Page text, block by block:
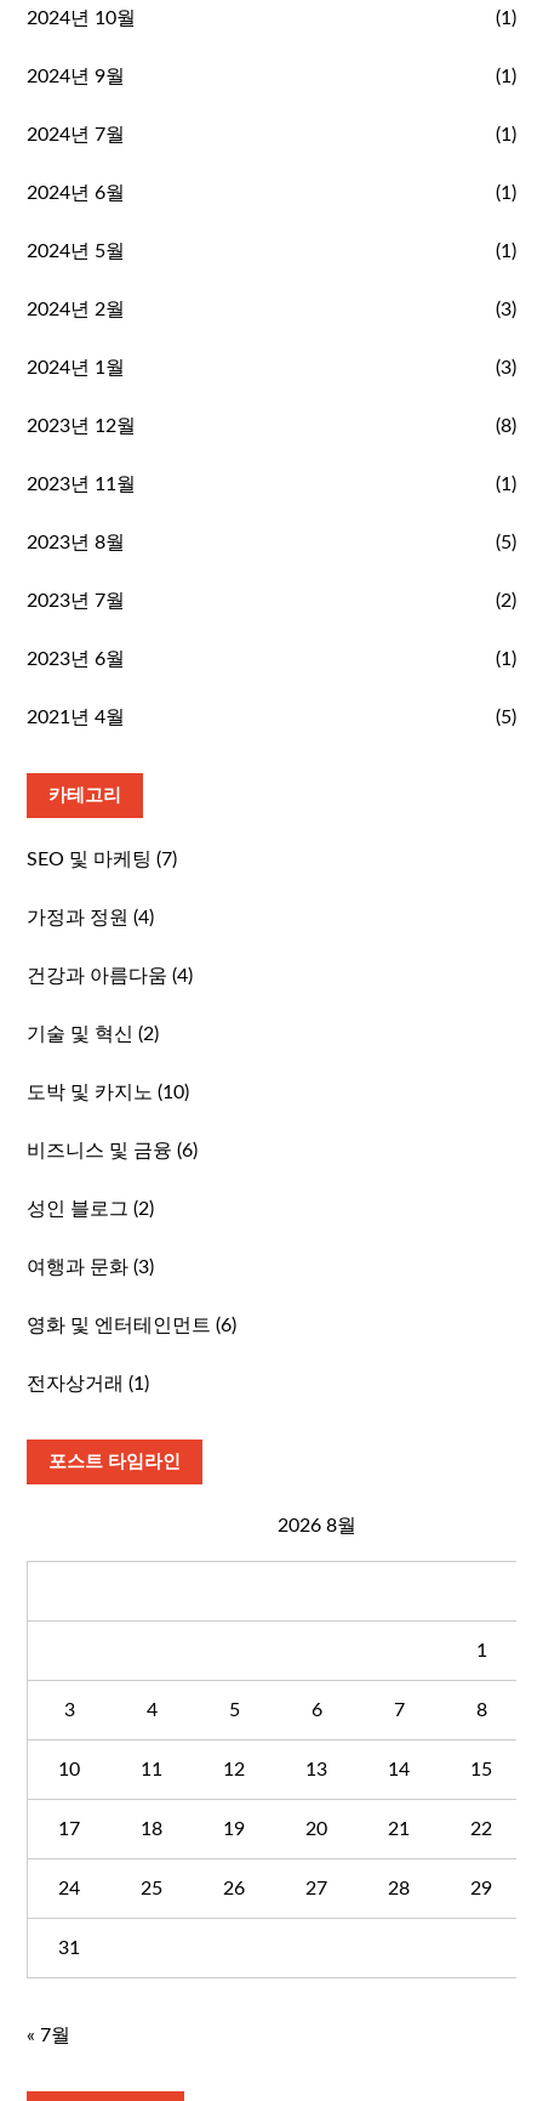
2024년 10월 (1)
2024년 9월 (1)
2024년 7월 (1)
2024년 6월 (1)
2024년 5월 (1)
2024년 2월 (3)
2024년 1월 (3)
2023년 12월 (8)
2023년 11월 (1)
2023년 8월 (5)
2023년 7월 (2)
2023년 6월 (1)
2021년 4월 (5)
카테고리
SEO 및 마케팅 (7)
가정과 정원 (4)
건강과 아름다움 (4)
기술 및 혁신 (2)
도박 및 카지노 (10)
비즈니스 및 금융 (6)
성인 블로그 (2)
여행과 문화 (3)
영화 및 엔터테인먼트 (6)
전자상거래 (1)
포스트 타임라인
2026 8월
1
3 4 5 6 7 8
10 11 12 13 14 15
17 18 19 20 21 22
24 25 26 27 28 29
31
« 7월